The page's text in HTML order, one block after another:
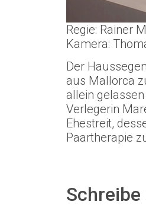
Regie: Rainer
Kamera:
Der
aus Mallorca
allein
Verlegerin
Ehestreit,
Paartherapie